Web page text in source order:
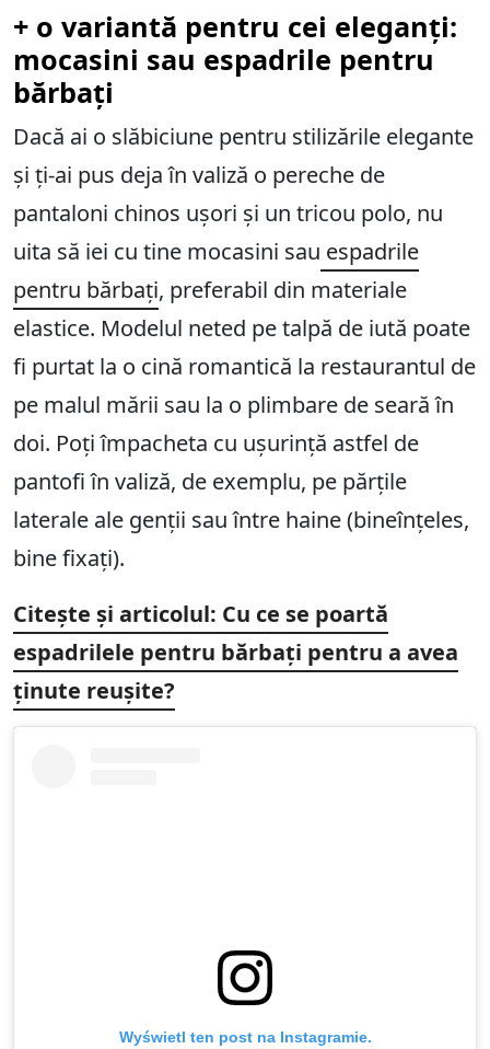
+ o variantă pentru cei eleganți:
mocasini sau espadrile pentru
bărbați
Dacă ai o slăbiciune pentru stilizările elegante
și ți-ai pus deja în valiză o pereche de
pantaloni chinos ușori și un tricou polo, nu
uita să iei cu tine mocasini sau espadrile
pentru bărbați, preferabil din materiale
elastice. Modelul neted pe talpă de iută poate
fi purtat la o cină romantică la restaurantul de
pe malul mării sau la o plimbare de seară în
doi. Poți împacheta cu ușurință astfel de
pantofi în valiză, de exemplu, pe părțile
laterale ale genții sau între haine (bineînțeles,
bine fixați).
Citește și articolul: Cu ce se poartă
espadrilele pentru bărbați pentru a avea
ținute reușite?
Wyświetl ten post na Instagramie.